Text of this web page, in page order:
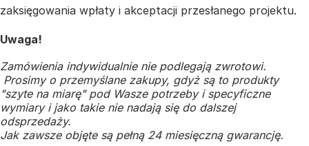
zaksięgowania wpłaty i akceptacji przesłanego projektu.
Uwaga!
Zamówienia indywidualnie nie podlegają zwrotowi.
Prosimy o przemyślane zakupy, gdyż są to produkty
"szyte na miarę" pod Wasze potrzeby i specyficzne
wymiary i jako takie nie nadają się do dalszej
odsprzedaży.
Jak zawsze objęte są pełną 24 miesięczną gwarancję.